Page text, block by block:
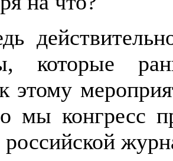
которые
этому
мы конгресс